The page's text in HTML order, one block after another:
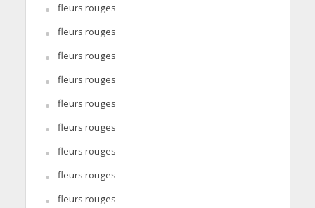
fleurs rouges
fleurs rouges
fleurs rouges
fleurs rouges
fleurs rouges
fleurs rouges
fleurs rouges
fleurs rouges
fleurs rouges